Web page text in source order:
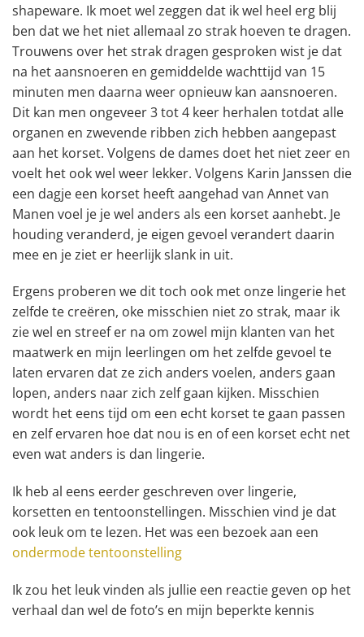
shapeware. Ik moet wel zeggen dat ik wel heel erg blij
ben dat we het niet allemaal zo strak hoeven te dragen.
Trouwens over het strak dragen gesproken wist je dat
na het aansnoeren en gemiddelde wachttijd van 15
minuten men daarna weer opnieuw kan aansnoeren.
Dit kan men ongeveer 3 tot 4 keer herhalen totdat alle
organen en zwevende ribben zich hebben aangepast
aan het korset. Volgens de dames doet het niet zeer en
voelt het ook wel weer lekker. Volgens Karin Janssen die
een dagje een korset heeft aangehad van Annet van
Manen voel je je wel anders als een korset aanhebt. Je
houding veranderd, je eigen gevoel verandert daarin
mee en je ziet er heerlijk slank in uit.
Ergens proberen we dit toch ook met onze lingerie het
zelfde te creëren, oke misschien niet zo strak, maar ik
zie wel en streef er na om zowel mijn klanten van het
maatwerk en mijn leerlingen om het zelfde gevoel te
laten ervaren dat ze zich anders voelen, anders gaan
lopen, anders naar zich zelf gaan kijken. Misschien
wordt het eens tijd om een echt korset te gaan passen
en zelf ervaren hoe dat nou is en of een korset echt net
even wat anders is dan lingerie.
Ik heb al eens eerder geschreven over lingerie,
korsetten en tentoonstellingen. Misschien vind je dat
ook leuk om te lezen. Het was een bezoek aan een
ondermode tentoonstelling
Ik zou het leuk vinden als jullie een reactie geven op het
verhaal dan wel de foto’s en mijn beperkte kennis